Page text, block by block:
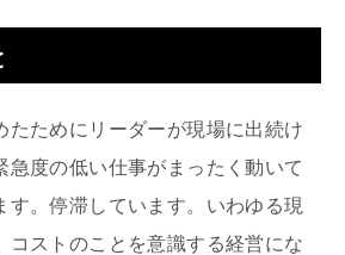
たためにリーダーが現場に出続け
急度の低い仕事がまったく動いて
す。停滞しています。いわゆる現
コストのことを意識する経営にな